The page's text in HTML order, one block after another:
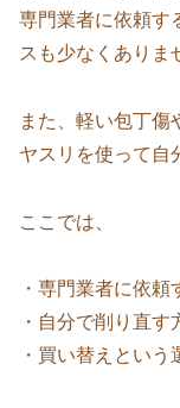
専門業者に依頼す
スも少なくありま
また、軽い包丁傷
ヤスリを使って自
ここでは、
・専門業者に依頼
・自分で削り直す
・買い替えという